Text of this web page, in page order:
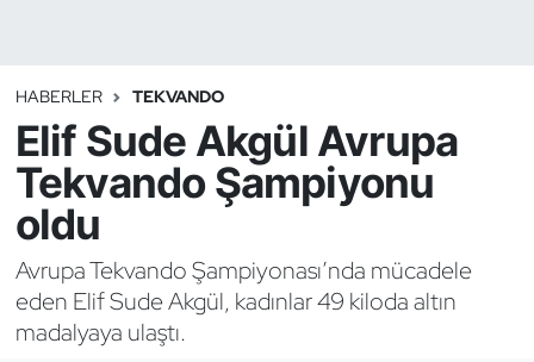
HABERLER TEKVANDO
Elif Sude Akgül Avrupa
Tekvando Şampiyonu
oldu
Avrupa Tekvando Şampiyonası’nda mücadele
eden Elif Sude Akgül, kadınlar 49 kiloda altın
madalyaya ulaştı.
Binicilik
Bisiklet
Bocce Bowling Dart
Boks